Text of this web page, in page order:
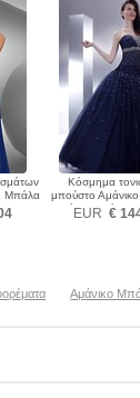
Μπάλα
Κόσμημα
μπούστο Αμάνικο
επάνω Μπάλα
EUR €
Αμάνικο